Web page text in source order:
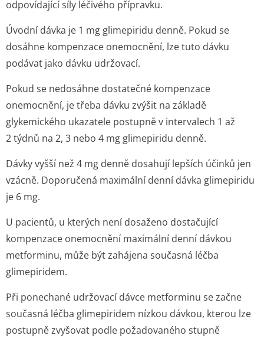
odpovídající síly léčivého přípravku.
Úvodní dávka je 1 mg glimepiridu denně. Pokud se
dosáhne kompenzace onemocnění, lze tuto dávku
podávat jako dávku udržovací.
Pokud se nedosáhne dostatečné kompenzace
onemocnění, je třeba dávku zvýšit na základě
glykemického ukazatele postupně v intervalech 1 až
2 týdnů na 2, 3 nebo 4 mg glimepiridu denně.
Dávky vyšší než 4 mg denně dosahují lepších účinků jen
vzácně. Doporučená maximální denní dávka glimepiridu
je 6 mg.
U pacientů, u kterých není dosaženo dostačující
kompenzace onemocnění maximální denní dávkou
metforminu, může být zahájena současná léčba
glimepiridem.
Při ponechané udržovací dávce metforminu se začne
současná léčba glimepiridem nízkou dávkou, kterou lze
postupně zvyšovat podle požadovaného stupně